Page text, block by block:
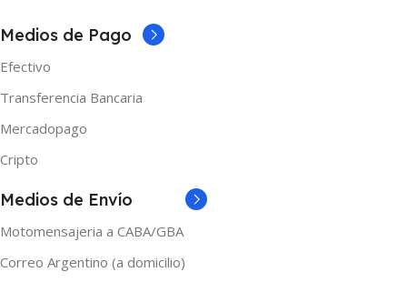
NICOTINA 3mg
TAMAÑO
Medios de Pago
Efectivo
Transferencia Bancaria
Mercadopago
Cripto
Medios de Envío
Motomensajeria a CABA/GBA
Correo Argentino (a domicilio)